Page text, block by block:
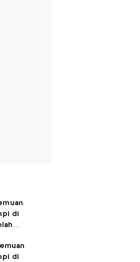
di
di